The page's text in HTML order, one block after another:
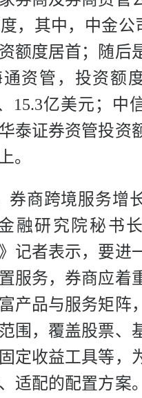
，其中，中金公
额度居首；随后
资管，投资额
15.3亿美元；中
泰证券资管投资
。
券商跨境服务增
融研究院秘书
记者表示，要进
服务，券商应着
产品与服务矩阵
围，覆盖股票、
定收益工具等，
适配的配置方案